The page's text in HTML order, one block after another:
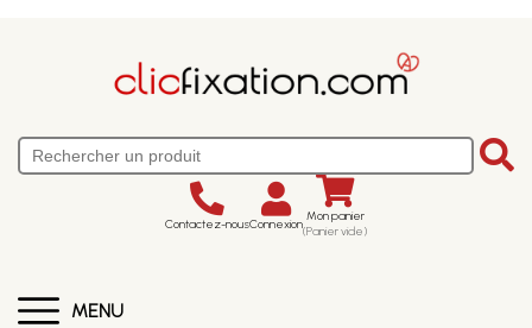
Contactez-nousConnexion Mon panier
(Panier vide)
MENU